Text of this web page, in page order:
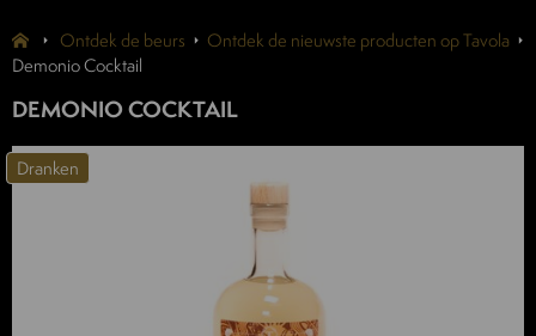
Ontdek de beurs
Ontdek de nieuwste producten op Tavola
Demonio Cocktail
DEMONIO COCKTAIL
Dranken